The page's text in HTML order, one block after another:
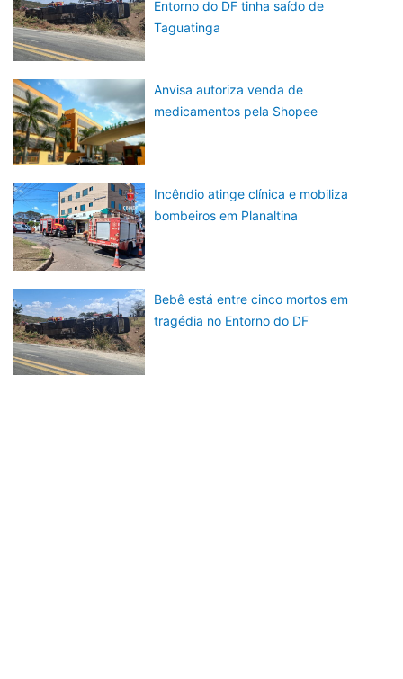
Entorno do DF tinha saído de
Taguatinga
Anvisa autoriza venda de
medicamentos pela Shopee
Incêndio atinge clínica e mobiliza
bombeiros em Planaltina
Bebê está entre cinco mortos em
tragédia no Entorno do DF